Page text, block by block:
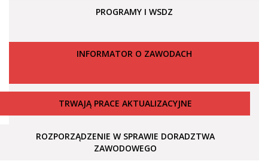
PROGRAMY I WSDZ
INFORMATOR O ZAWODACH
TRWAJĄ PRACE AKTUALIZACYJNE
ROZPORZĄDZENIE W SPRAWIE DORADZTWA
ZAWODOWEGO